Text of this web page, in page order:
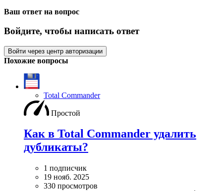
Ваш ответ на вопрос
Войдите, чтобы написать ответ
Войти через центр авторизации
Похожие вопросы
Total Commander
Простой
Как в Total Commander удалить
дубликаты?
1 подписчик
19 нояб. 2025
330 просмотров